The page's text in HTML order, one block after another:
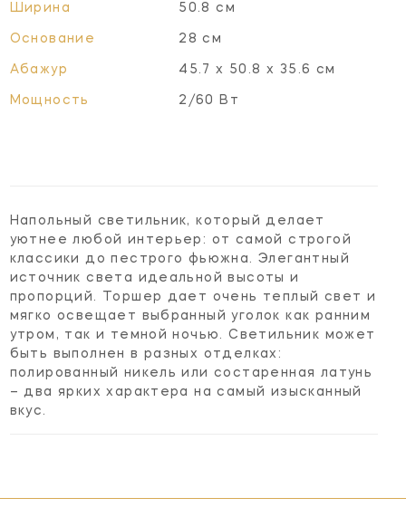
Ширина 50.8 см
Основание 28 см
Абажур 45.7 х 50.8 х 35.6 см
Мощность 2/60 Вт
Напольный светильник, который делает
уютнее любой интерьер: от самой строгой
классики до пестрого фьюжна. Элегантный
источник света идеальной высоты и
пропорций. Торшер дает очень теплый свет и
мягко освещает выбранный уголок как ранним
утром, так и темной ночью. Светильник может
быть выполнен в разных отделках:
полированный никель или состаренная латунь
– два ярких характера на самый изысканный
вкус.